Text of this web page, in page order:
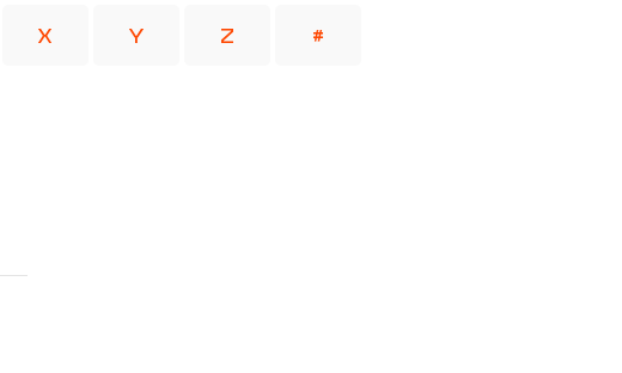
X Y Z #